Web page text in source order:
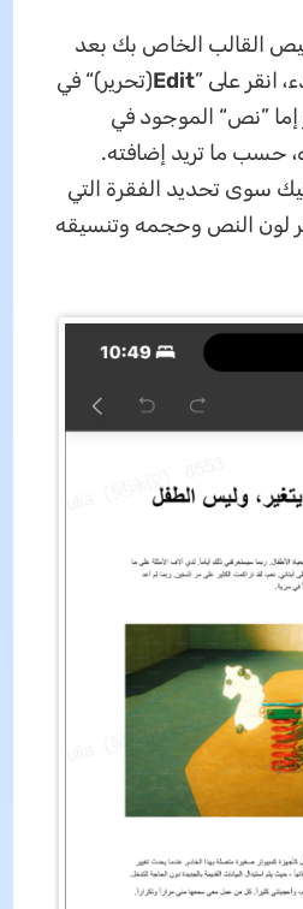
القالب الخاص بك بعد
Edit(تحرير)“ في
”نص“ الموجود في
حسب ما تريد إضافته.
سوى تحديد الفقرة التي
لون النص وحجمه وتنسيقه